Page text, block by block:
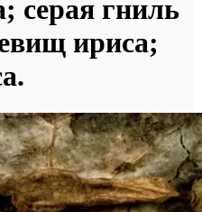
серая гниль
ириса;